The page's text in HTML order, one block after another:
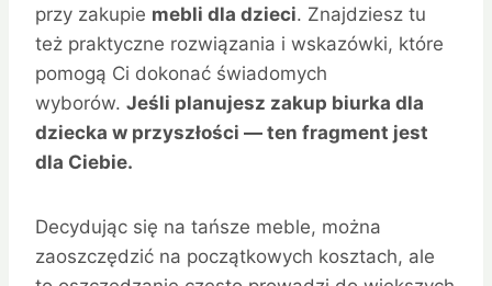
przy zakupie mebli dla dzieci. Znajdziesz tu
też praktyczne rozwiązania i wskazówki, które
pomogą Ci dokonać świadomych
wyborów. Jeśli planujesz zakup biurka dla
dziecka w przyszłości — ten fragment jest
dla Ciebie.
Decydując się na tańsze meble, można
zaoszczędzić na początkowych kosztach, ale